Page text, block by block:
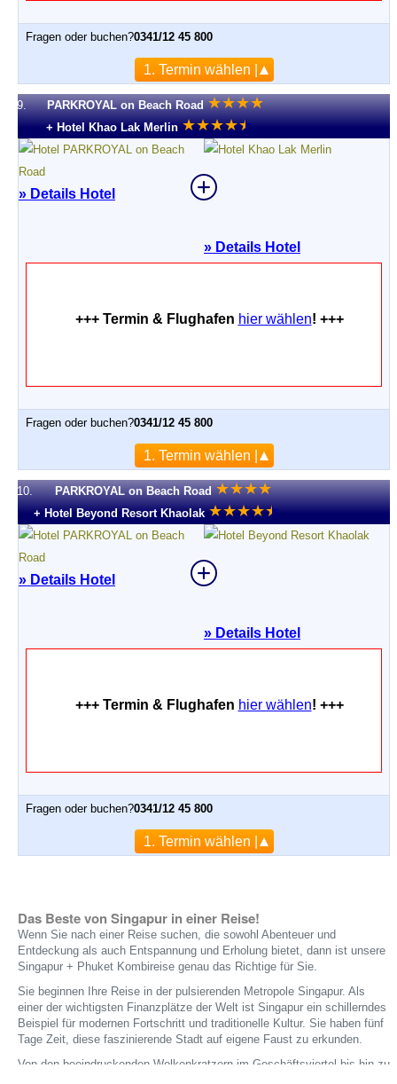
Fragen oder buchen?0341/12 45 800
1. Termin wählen |
9. PARKROYAL on Beach Road ★★★★
+ Hotel Khao Lak Merlin ★★★★★
★
» Details Hotel
» Details Hotel
+++ Termin & Flughafen hier wählen! +++
Fragen oder buchen?0341/12 45 800
1. Termin wählen |
10. PARKROYAL on Beach Road ★★★★
+ Hotel Beyond Resort Khaolak ★★★★★
★
» Details Hotel
» Details Hotel
+++ Termin & Flughafen hier wählen! +++
Fragen oder buchen?0341/12 45 800
1. Termin wählen |
Das Beste von Singapur in einer Reise!
Wenn Sie nach einer Reise suchen, die sowohl Abenteuer und
Entdeckung als auch Entspannung und Erholung bietet, dann ist unsere
Singapur + Phuket Kombireise genau das Richtige für Sie.
Sie beginnen Ihre Reise in der pulsierenden Metropole Singapur. Als
einer der wichtigsten Finanzplätze der Welt ist Singapur ein schillerndes
Beispiel für modernen Fortschritt und traditionelle Kultur. Sie haben fünf
Tage Zeit, diese faszinierende Stadt auf eigene Faust zu erkunden.
Von den beeindruckenden Wolkenkratzern im Geschäftsviertel bis hin zu